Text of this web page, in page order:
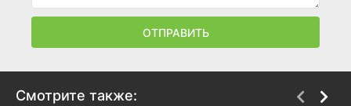
ОТПРАВИТЬ
Смотрите также: